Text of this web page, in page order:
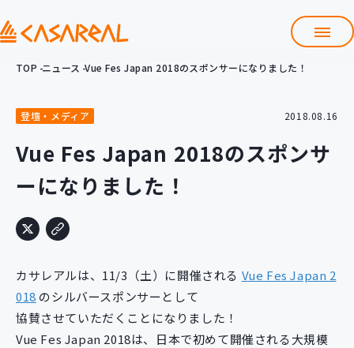
会社情報
サービス
プロダクト開発支援
クラウド導入支援
システム構築支援
研修サービス
定型コース 新入社員コース
カスタマイズコース 教材購入
TOP ニュース Vue Fes Japan 2018のスポンサーになりました！
登壇・メディア 2018.08.16
Vue Fes Japan 2018のスポンサ
ーになりました！
カサレアルは、11/3（土）に開催される Vue Fes Japan 2
018 のシルバースポンサーとして
協賛させていただくことになりました！
Vue Fes Japan 2018は、日本で初めて開催される大規模